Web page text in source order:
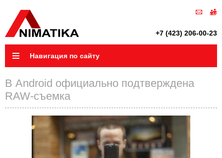
+7 (423) 206-00-23
Навигация по сайту
В Android официально подтверждена
RAW-съемка